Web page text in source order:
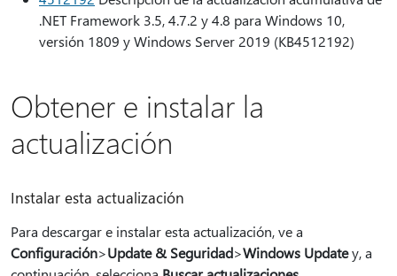
.NET Framework 3.5, 4.7.2 y 4.8 para Windows 10,
versión 1809 y Windows Server 2019 (KB4512192)
Obtener e instalar la
actualización
Instalar esta actualización
Para descargar e instalar esta actualización, ve a
Configuración>Update & Seguridad>Windows Updatey, a